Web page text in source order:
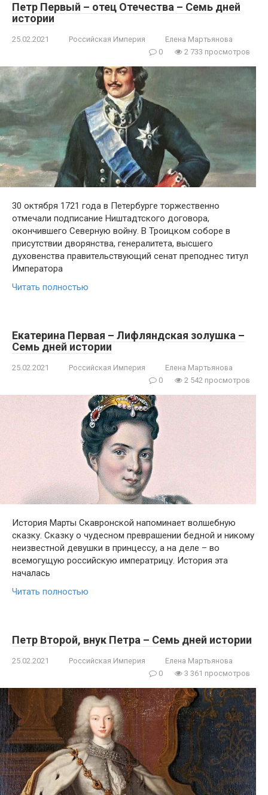
Петр Первый – отец Отечества – Семь дней
истории
25.02.2021 Российская Империя
Елена Мартьянова
0
2 733 просмотров
30 октября 1721 года в Петербурге торжественно
отмечали подписание Ништадтского договора,
окончившего Северную войну. В Троицком соборе в
присутствии дворянства, генералитета, высшего
духовенства правительствующий сенат преподнес титул
Императора
Читать полностью
Екатерина Первая – Лифляндская золушка –
Семь дней истории
25.02.2021 Российская Империя
Елена Мартьянова
0
2 542 просмотров
История Марты Скавронской напоминает волшебную
сказку. Сказку о чудесном преврашении бедной и никому
неизвестной девушки в принцессу, а на деле – во
всемогущую российскую императрицу. История эта
началась
Читать полностью
Петр Второй, внук Петра – Семь дней истории
25.02.2021 Российская Империя
Елена Мартьянова
0
3 361 просмотров